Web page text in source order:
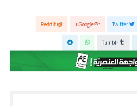
Twitter
Google+
Reddit
Tumblr